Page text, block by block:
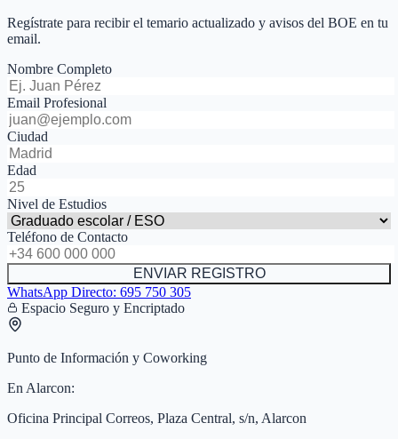
Regístrate para recibir el temario actualizado y avisos del BOE en tu
email.
Nombre Completo
Email Profesional
Ciudad
Edad
Nivel de Estudios
Teléfono de Contacto
ENVIAR REGISTRO
WhatsApp Directo: 695 750 305
Espacio Seguro y Encriptado
Punto de Información y Coworking
En Alarcon:
Oficina Principal Correos, Plaza Central, s/n, Alarcon